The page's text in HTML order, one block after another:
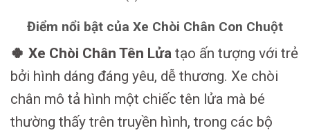
Điểm nổi bật của Xe Chòi Chân Con Chuột
🍀 Xe Chòi Chân Tên Lửa tạo ấn tượng với trẻ
bởi hình dáng đáng yêu, dễ thương. Xe chòi
chân mô tả hình một chiếc tên lửa mà bé
thường thấy trên truyền hình, trong các bộ